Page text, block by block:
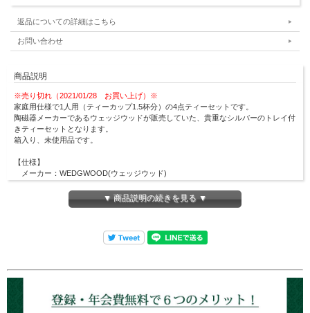
返品についての詳細はこちら
お問い合わせ
商品説明
※売り切れ（2021/01/28 お買い上げ）※
家庭用仕様で1人用（ティーカップ1.5杯分）の4点ティーセットです。
陶磁器メーカーであるウェッジウッドが販売していた、貴重なシルバーのトレイ付
きティーセットとなります。
箱入り、未使用品です。
【仕様】
メーカー：WEDGWOOD(ウェッジウッド)
ティーポット ：幅約170mm×高さ約105mm
シュガーポット：幅約120mm×高さ約 65mm
▼ 商品説明の続きを見る ▼